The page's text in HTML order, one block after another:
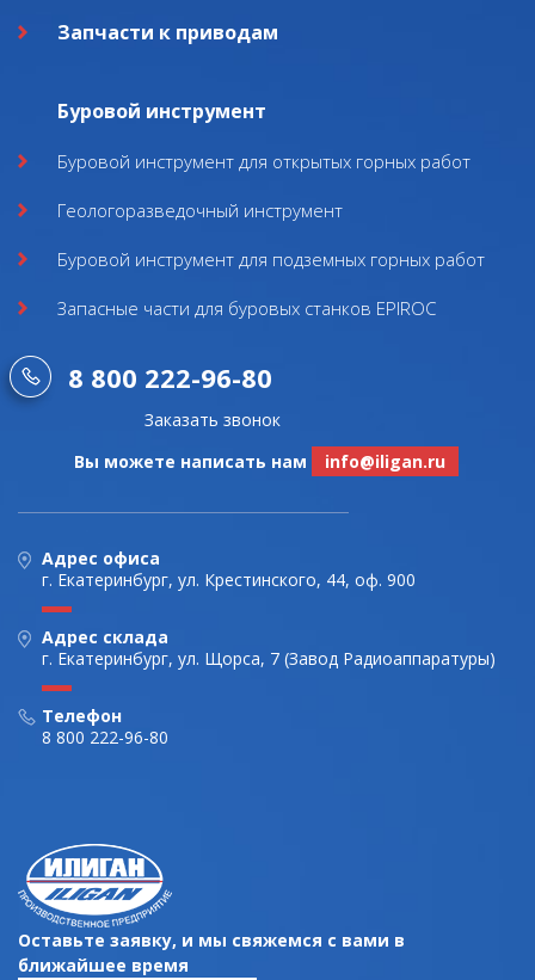
Запчасти к приводам
Буровой инструмент
Буровой инструмент для открытых горных работ
Геологоразведочный инструмент
Буровой инструмент для подземных горных работ
Запасные части для буровых станков EPIROC
8 800 222-96-80
Заказать звонок
Вы можете написать нам
info@iligan.ru
Адрес офиса
г. Екатеринбург, ул. Крестинского, 44, оф. 900
Адрес склада
г. Екатеринбург, ул. Щорса, 7 (Завод Радиоаппаратуры)
Телефон
8 800 222-96-80
Оставьте заявку, и мы свяжемся с вами в
ближайшее время